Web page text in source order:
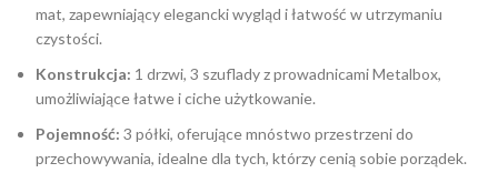
mat, zapewniający elegancki wygląd i łatwość w utrzymaniu
czystości.
Konstrukcja: 1 drzwi, 3 szuflady z prowadnicami Metalbox,
umożliwiające łatwe i ciche użytkowanie.
Pojemność: 3 półki, oferujące mnóstwo przestrzeni do
przechowywania, idealne dla tych, którzy cenią sobie porządek.